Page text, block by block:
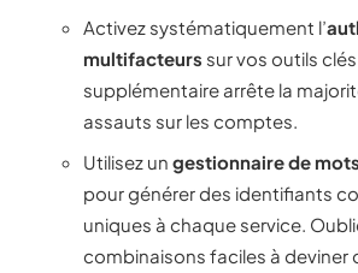
Activez systématiquement l’
multifacteurs sur vos outils
supplémentaire arrête la
assauts sur les comptes.
Utilisez un gestionnaire de
pour générer des identifiants
uniques à chaque service.
combinaisons faciles à deviner